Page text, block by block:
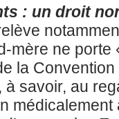
: un droit
mère ne
la
savoir, au